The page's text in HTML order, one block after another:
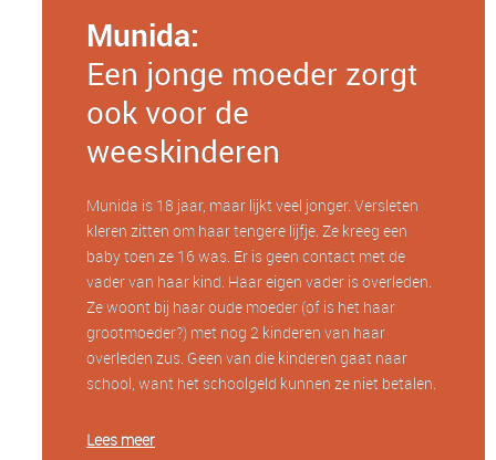
Munida:
Een jonge moeder zorgt
ook voor de
weeskinderen
Munida is 18 jaar, maar lijkt veel jonger. Versleten
kleren zitten om haar tengere lijfje. Ze kreeg een
baby toen ze 16 was. Er is geen contact met de
vader van haar kind. Haar eigen vader is overleden.
Ze woont bij haar oude moeder (of is het haar
grootmoeder?) met nog 2 kinderen van haar
overleden zus. Geen van die kinderen gaat naar
school, want het schoolgeld kunnen ze niet betalen.
Lees meer